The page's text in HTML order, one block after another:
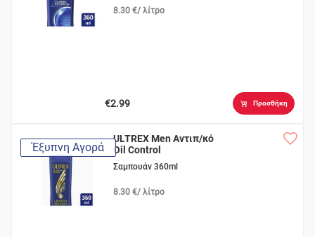
8.30 €/ λίτρο
€2.99 Προσθήκη
Έξυπνη Αγορά
ULTREX Men Αντιπ/κό
Oil Control
Σαμπουάν 360ml
8.30 €/ λίτρο